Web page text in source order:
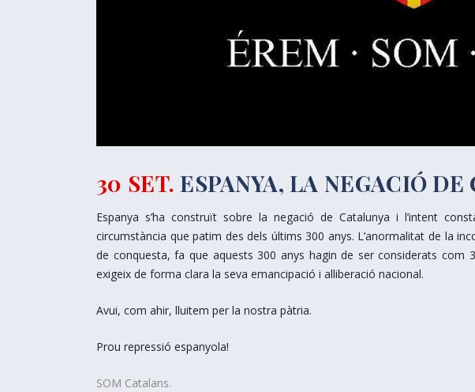
30 SET. ESPANYA, LA NEGACIÓ DE
Espanya s’ha construït sobre la negació de Catalunya i l’intent
circumstància que patim des dels últims 300 anys. L’anormalitat de la
de conquesta, fa que aquests 300 anys hagin de ser considerats com
exigeix de forma clara la seva emancipació i alliberació nacional.
Avui, com ahir, lluitem per la nostra pàtria.
Prou repressió espanyola!
SOM Catalans.